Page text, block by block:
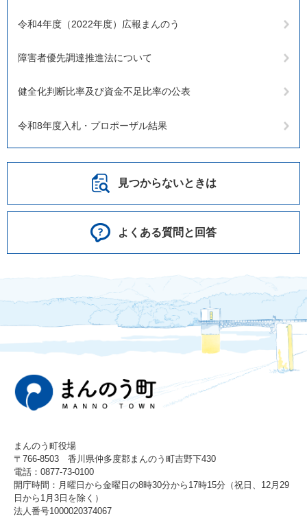
令和4年度（2022年度）広報まんのう
障害者優先調達推進法について
健全化判断比率及び資金不足比率の公表
令和8年度入札・プロポーザル結果
見つからないときは
よくある質問と回答
まんのう町役場
〒766-8503 香川県仲多度郡まんのう町吉野下430
電話：0877-73-0100
開庁時間：月曜日から金曜日の8時30分から17時15分（祝日、12月29
日から1月3日を除く）
法人番号1000020374067